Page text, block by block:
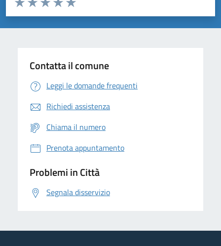
Valuta 5 stelle su 5
Valuta 4 stelle su 5
Valuta 3 stelle su 5
Valuta 2 stelle su 5
Valuta 1 stelle su 5
Contatta il comune
Leggi le domande frequenti
Richiedi assistenza
Chiama il numero
Prenota appuntamento
Problemi in Città
Segnala disservizio